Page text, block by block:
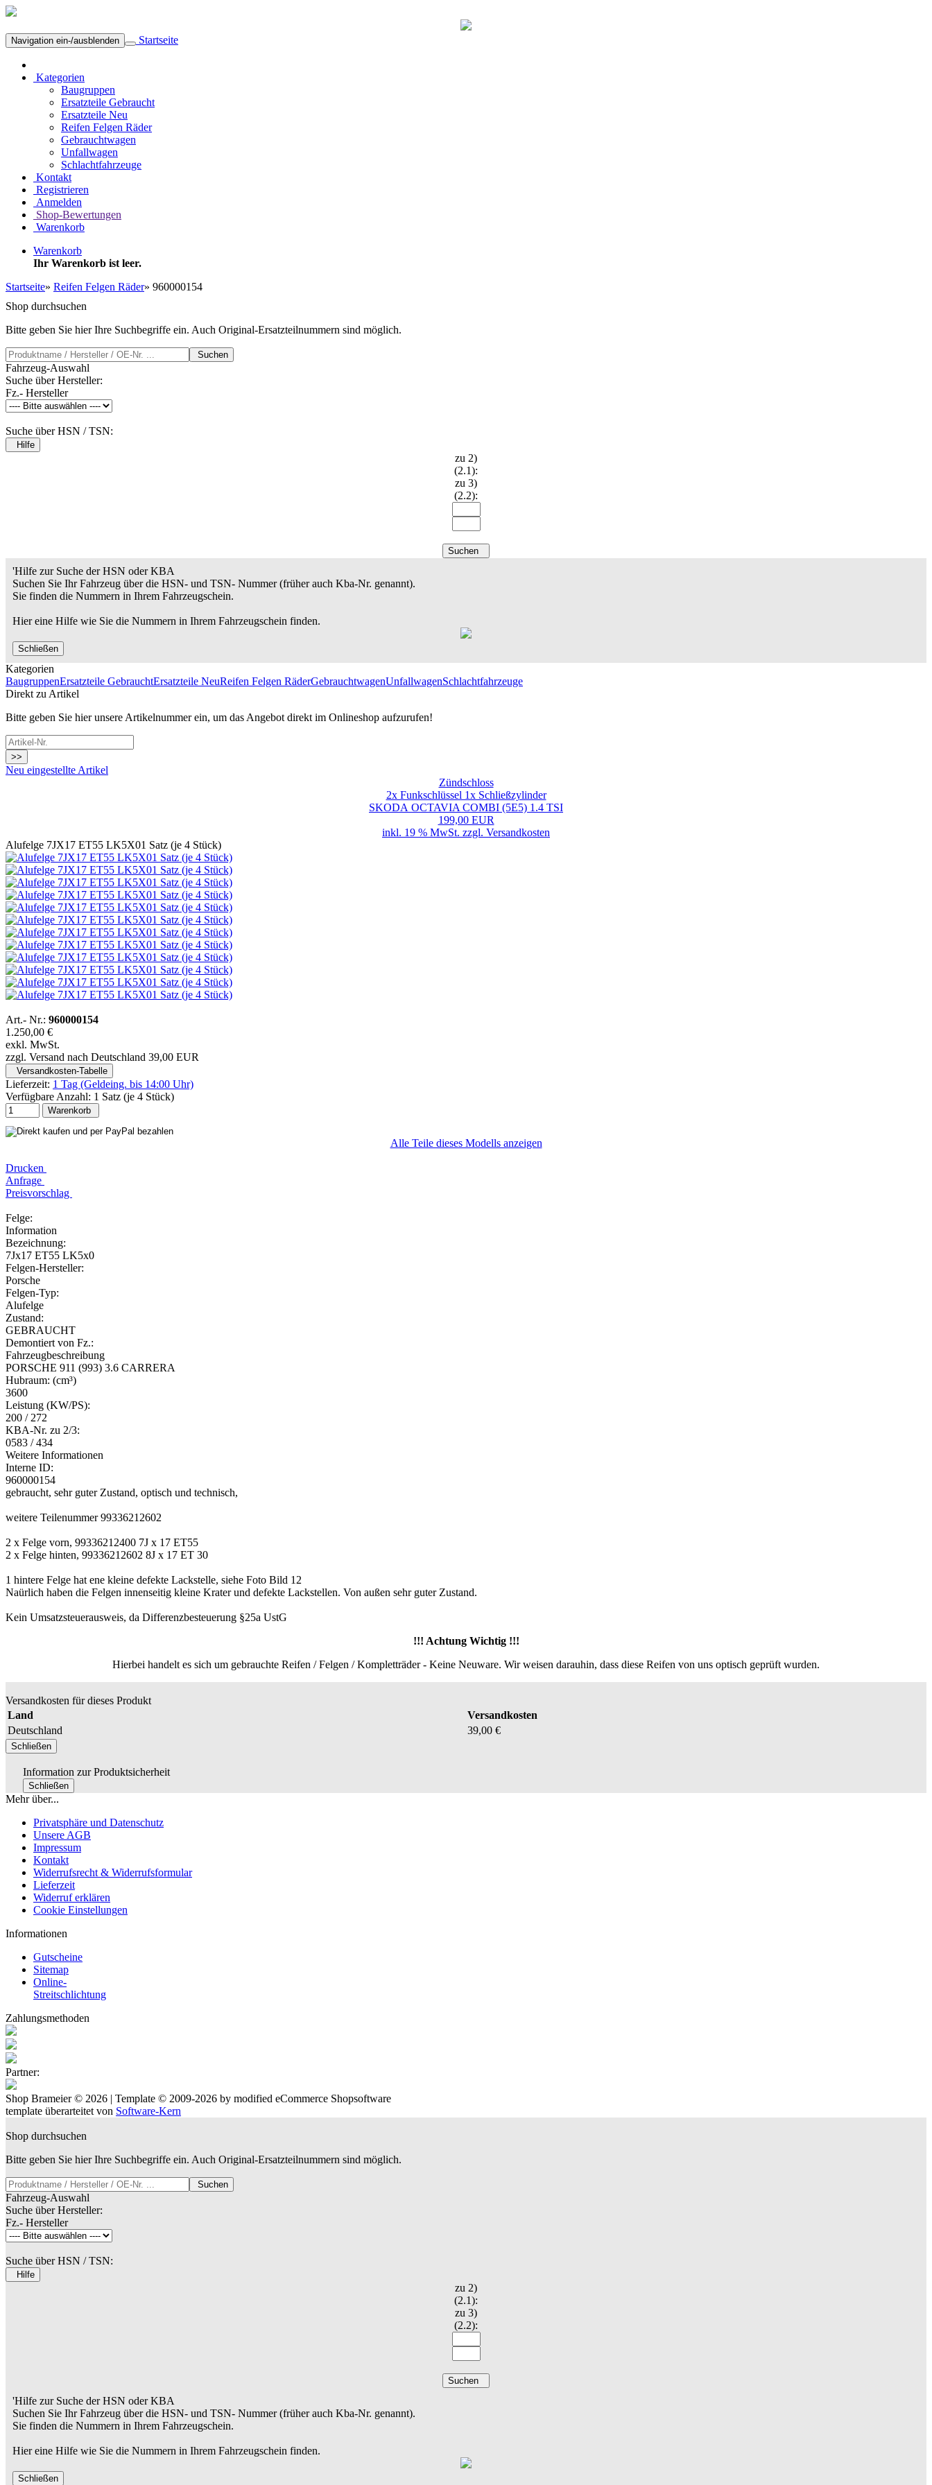
Navigation ein-/ausblenden Startseite
Kategorien
Baugruppen
Ersatzteile Gebraucht
Ersatzteile Neu
Reifen Felgen Räder
Gebrauchtwagen
Unfallwagen
Schlachtfahrzeuge
Kontakt
Registrieren
Anmelden
Shop-Bewertungen
Warenkorb
Warenkorb
Ihr Warenkorb ist leer.
Startseite» Reifen Felgen Räder» 960000154
Shop durchsuchen
Bitte geben Sie hier Ihre Suchbegriffe ein. Auch Original-Ersatzteilnummern sind möglich.
Suchen
Fahrzeug-Auswahl
Suche über Hersteller:
Fz.- Hersteller
Suche über HSN / TSN:
Hilfe
zu 2)
(2.1):
zu 3)
(2.2):
Suchen
'Hilfe zur Suche der HSN oder KBA
Suchen Sie Ihr Fahrzeug über die HSN- und TSN- Nummer (früher auch Kba-Nr. genannt).
Sie finden die Nummern in Ihrem Fahrzeugschein.
Hier eine Hilfe wie Sie die Nummern in Ihrem Fahrzeugschein finden.
Schließen
Kategorien
BaugruppenErsatzteile GebrauchtErsatzteile NeuReifen Felgen RäderGebrauchtwagenUnfallwagenSchlachtfahrzeuge
Direkt zu Artikel
Bitte geben Sie hier unsere Artikelnummer ein, um das Angebot direkt im Onlineshop aufzurufen!
>>
Neu eingestellte Artikel
Zündschloss
2x Funkschlüssel 1x Schließzylinder
SKODA OCTAVIA COMBI (5E5) 1.4 TSI
199,00 EUR
inkl. 19 % MwSt. zzgl. Versandkosten
Alufelge 7JX17 ET55 LK5X01 Satz (je 4 Stück)
Art.- Nr.: 960000154
1.250,00 €
exkl. MwSt.
zzgl. Versand nach Deutschland 39,00 EUR
Versandkosten-Tabelle
Lieferzeit: 1 Tag (Geldeing. bis 14:00 Uhr)
Verfügbare Anzahl: 1 Satz (je 4 Stück)
Warenkorb
Alle Teile dieses Modells anzeigen
Drucken
Anfrage
Preisvorschlag
Felge:
Information
Bezeichnung:
7Jx17 ET55 LK5x0
Felgen-Hersteller:
Porsche
Felgen-Typ:
Alufelge
Zustand:
GEBRAUCHT
Demontiert von Fz.:
Fahrzeugbeschreibung
PORSCHE 911 (993) 3.6 CARRERA
Hubraum: (cm³)
3600
Leistung (KW/PS):
200 / 272
KBA-Nr. zu 2/3:
0583 / 434
Weitere Informationen
Interne ID:
960000154
gebraucht, sehr guter Zustand, optisch und technisch,
weitere Teilenummer 99336212602
2 x Felge vorn, 99336212400 7J x 17 ET55
2 x Felge hinten, 99336212602 8J x 17 ET 30
1 hintere Felge hat ene kleine defekte Lackstelle, siehe Foto Bild 12
Naürlich haben die Felgen innenseitig kleine Krater und defekte Lackstellen. Von außen sehr guter Zustand.
Kein Umsatzsteuerausweis, da Differenzbesteuerung §25a UstG
!!! Achtung Wichtig !!!
Hierbei handelt es sich um gebrauchte Reifen / Felgen / Kompletträder - Keine Neuware. Wir weisen darauhin, dass diese Reifen von uns optisch geprüft wurden.
Versandkosten für dieses Produkt
Land
Versandkosten
Deutschland
39,00 €
Schließen
Information zur Produktsicherheit
Schließen
Mehr über...
Privatsphäre und Datenschutz
Unsere AGB
Impressum
Kontakt
Widerrufsrecht & Widerrufsformular
Lieferzeit
Widerruf erklären
Cookie Einstellungen
Informationen
Gutscheine
Sitemap
Online-
Streitschlichtung
Zahlungsmethoden
Partner:
Shop Brameier © 2026 | Template © 2009-2026 by modified eCommerce Shopsoftware
template überarteitet von Software-Kern
Shop durchsuchen
Bitte geben Sie hier Ihre Suchbegriffe ein. Auch Original-Ersatzteilnummern sind möglich.
Suchen
Fahrzeug-Auswahl
Suche über Hersteller:
Fz.- Hersteller
Suche über HSN / TSN:
Hilfe
zu 2)
(2.1):
zu 3)
(2.2):
Suchen
'Hilfe zur Suche der HSN oder KBA
Suchen Sie Ihr Fahrzeug über die HSN- und TSN- Nummer (früher auch Kba-Nr. genannt).
Sie finden die Nummern in Ihrem Fahrzeugschein.
Hier eine Hilfe wie Sie die Nummern in Ihrem Fahrzeugschein finden.
Schließen